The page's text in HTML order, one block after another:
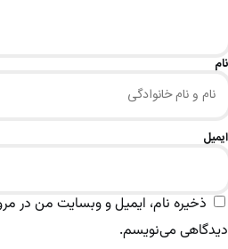
نام
ایمیل
ذخیره نام، ایمیل و وبسایت من در
دیدگاهی می‌نویسم.